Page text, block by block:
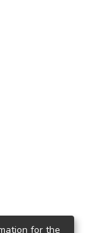
for the